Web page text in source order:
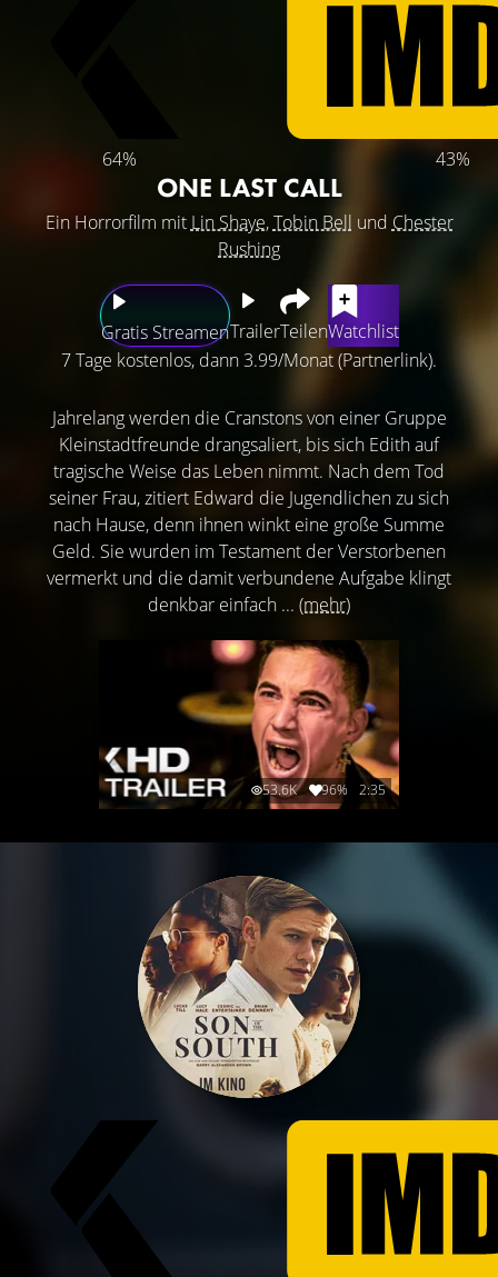
64% 43%
ONE LAST CALL
Ein Horrorfilm mit Lin Shaye,Tobin Bell und Chester
Rushing
Gratis StreamenTrailerTeilenWatchlist
7 Tage kostenlos, dann 3.99/Monat (Partnerlink).
Jahrelang werden die Cranstons von einer Gruppe
Kleinstadtfreunde drangsaliert, bis sich Edith auf
tragische Weise das Leben nimmt. Nach dem Tod
seiner Frau, zitiert Edward die Jugendlichen zu sich
nach Hause, denn ihnen winkt eine große Summe
Geld. Sie wurden im Testament der Verstorbenen
vermerkt und die damit verbundene Aufgabe klingt
denkbar einfach ... (mehr)
53.6K 96% 2:35